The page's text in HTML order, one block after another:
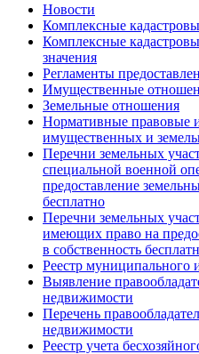
Новости
Комплексные
Комплексные
значения
Регламенты
Имущественные
Земельные отношения
Нормативные правовые
имущественных и
Перечни земельных
специальной военной
предоставление
бесплатно
Перечни земельных
имеющих право на
в собственность
Реестр муниципального
Выявление
недвижимости
Перечень
недвижимости
Реестр учета